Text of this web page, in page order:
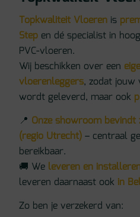
Topkwaliteit Vloeren is
Step en dé specialist in
PVC-vloeren.
Wij beschikken over een
vloerenleggers, zodat
wordt geleverd, maar ook
📍 Onze showroom bevindt
(regio Utrecht) – centraal
bereikbaar.
🚚 We leveren en
leveren daarnaast ook in
Zo ben je verzekerd van: